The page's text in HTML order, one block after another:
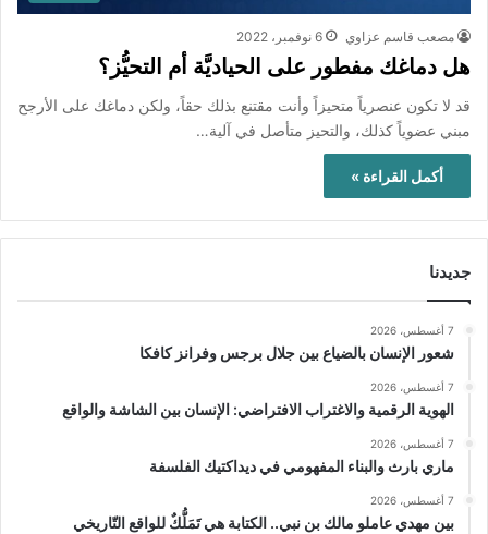
مصعب قاسم عزاوي 6 نوفمبر، 2022
هل دماغك مفطور على الحياديَّة أم التحيُّز؟
قد لا تكون عنصرياً متحيزاً وأنت مقتنع بذلك حقاً، ولكن دماغك على الأرجح
مبني عضوياً كذلك، والتحيز متأصل في آلية…
أكمل القراءة »
جديدنا
7 أغسطس، 2026
شعور الإنسان بالضياع بين جلال برجس وفرانز كافكا
7 أغسطس، 2026
الهوية الرقمية والاغتراب الافتراضي: الإنسان بين الشاشة والواقع
7 أغسطس، 2026
ماري بارث والبناء المفهومي في ديداكتيك الفلسفة
7 أغسطس، 2026
بين مهدي عاملو مالك بن نبي.. الكتابة هي تَمَلُّكٌ للواقع التّاريخي